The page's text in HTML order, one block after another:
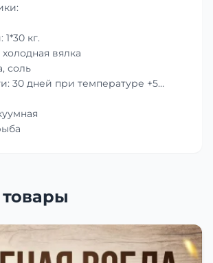
кг.
вялка
соль
30 дней при температуре +5…